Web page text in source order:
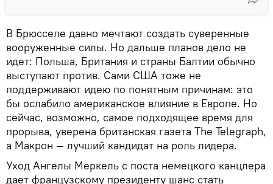
В Брюсселе давно мечтают создать суверенные
вооруженные силы. Но дальше планов дело не
идет: Польша, Британия и страны Балтии обычно
выступают против. Сами США тоже не
поддерживают идею по понятным причинам: это
бы ослабило американское влияние в Европе. Но
сейчас, возможно, самое подходящее время для
прорыва, уверена британская газета The Telegraph,
а Макрон — лучший кандидат на роль лидера.
Уход Ангелы Меркель с поста немецкого канцлера
дает французскому президенту шанс стать